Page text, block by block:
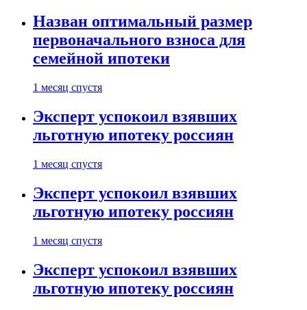
Назван оптимальный размер
первоначального взноса для
семейной ипотеки
1 месяц спустя
Эксперт успокоил взявших
льготную ипотеку россиян
1 месяц спустя
Эксперт успокоил взявших
льготную ипотеку россиян
1 месяц спустя
Эксперт успокоил взявших
льготную ипотеку россиян